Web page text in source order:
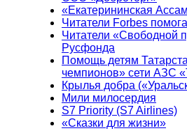
«Екатерининская
Читатели Forbes
Читатели «Свободной
Русфонда
Помощь детям
чемпионов» сети АЗС
Крылья добра
Мили милосердия
S7 Priority (S7 Airlines)
«Сказки для жизни»